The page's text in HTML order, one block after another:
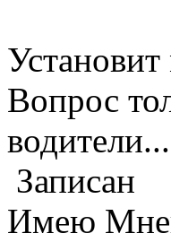
Вопрос
водители...
Записан
Имею